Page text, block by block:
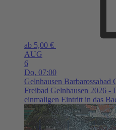
ab 5,00 €
AUG
6
Do, 07:00
Gelnhausen Barbarossabad
Freibad Gelnhausen 2026 -
einmaligen Eintritt in das